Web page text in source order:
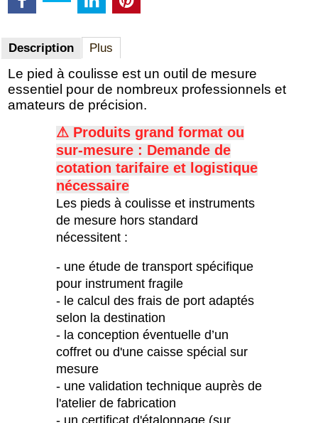
Description Plus
Le pied à coulisse est un outil de mesure
essentiel pour de nombreux professionnels et
amateurs de précision.
⚠ Produits grand format ou
sur-mesure : Demande de
cotation tarifaire et logistique
nécessaire
Les pieds à coulisse et instruments
de mesure hors standard
nécessitent :
- une étude de transport spécifique
pour instrument fragile
- le calcul des frais de port adaptés
selon la destination
- la conception éventuelle d’un
coffret ou d'une caisse spécial sur
mesure
- une validation technique auprès de
l'atelier de fabrication